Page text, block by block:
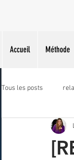
Accueil Méthode
Tous les posts
formations